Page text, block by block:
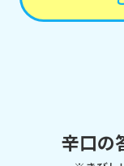
辛口の